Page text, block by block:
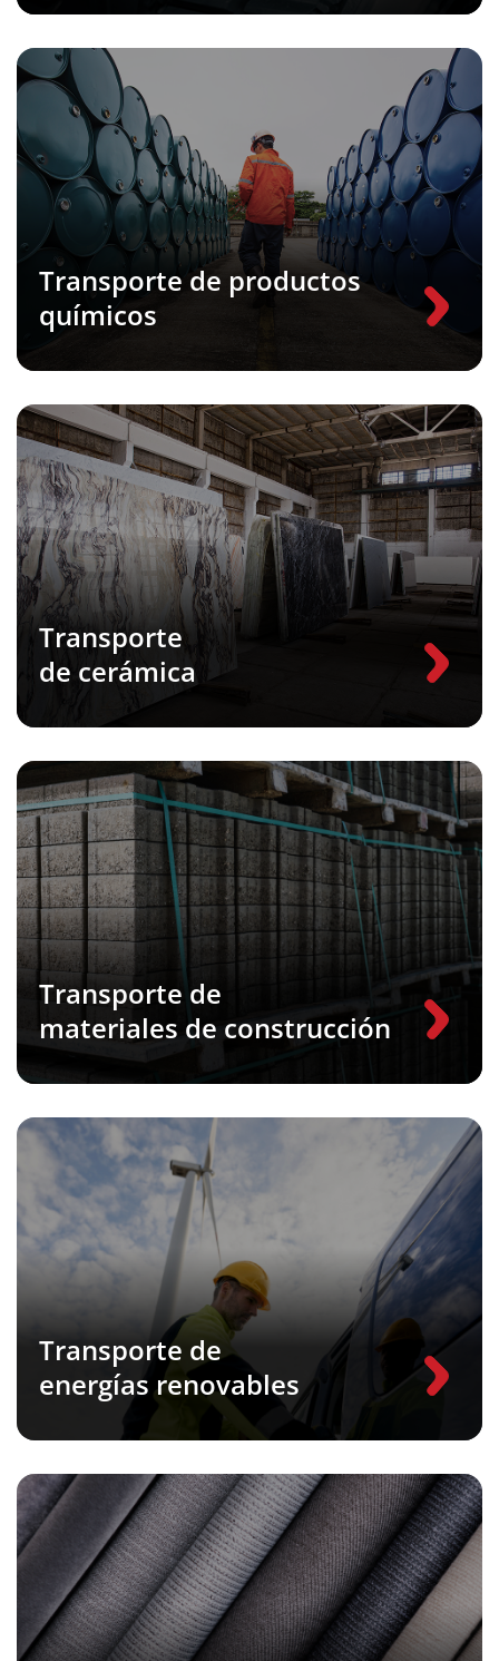
Transporte de productos
químicos
Transporte
de cerámica
Transporte de
materiales de construcción
Transporte de
energías renovables